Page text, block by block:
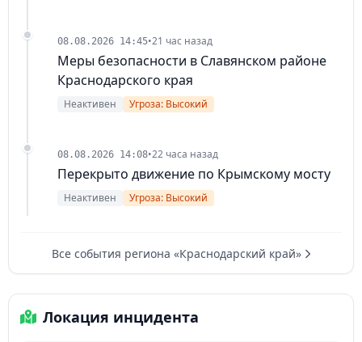
08.08.2026 14:45•21 час назад
Меры безопасности в Славянском районе
Краснодарского края
Неактивен Угроза: Высокий
08.08.2026 14:08•22 часа назад
Перекрыто движение по Крымскому мосту
Неактивен Угроза: Высокий
Все события региона «Краснодарский край»
Локация инцидента